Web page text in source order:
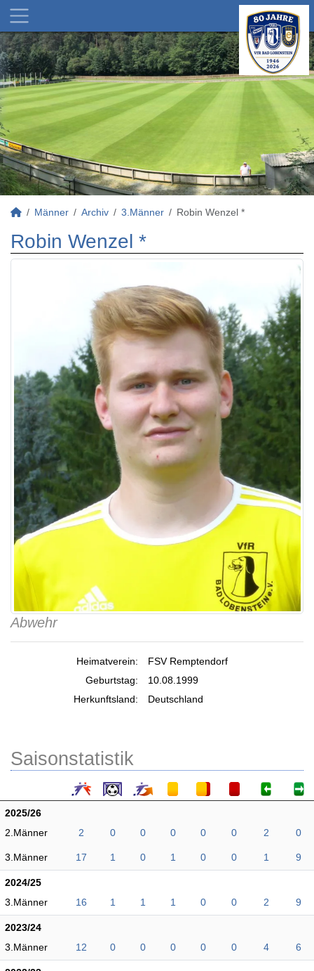
Männer Archiv 3.Männer Robin Wenzel *
Robin Wenzel *
Abwehr
Heimatverein:
FSV Remptendorf
Geburtstag:
10.08.1999
Herkunftsland:
Deutschland
Saisonstatistik
2025/26
2.Männer
2 0 0 0 0 0 2 0
3.Männer 17 1 0 1 0 0 1 9
2024/25
3.Männer
16 1 1 1 0 0 2 9
2023/24
3.Männer
12 0 0 0 0 0 4 6